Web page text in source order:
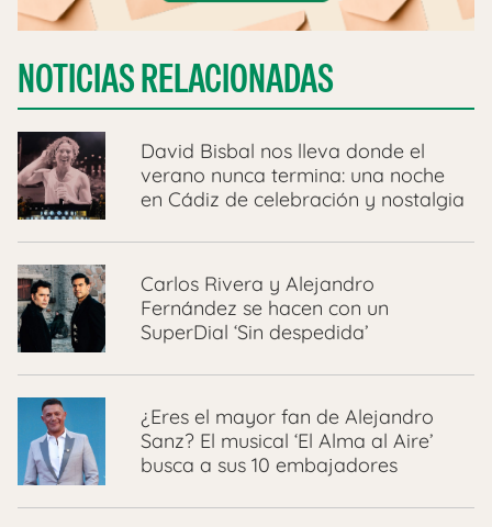
NOTICIAS RELACIONADAS
David Bisbal nos lleva donde el
verano nunca termina: una noche
en Cádiz de celebración y nostalgia
Carlos Rivera y Alejandro
Fernández se hacen con un
SuperDial ‘Sin despedida’
¿Eres el mayor fan de Alejandro
Sanz? El musical ‘El Alma al Aire’
busca a sus 10 embajadores